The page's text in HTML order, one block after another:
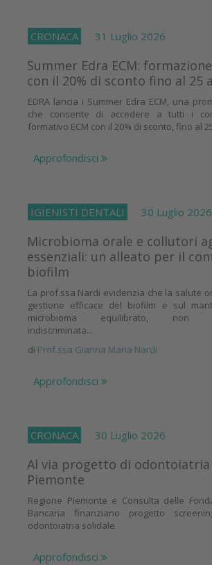
CRONACA 31 Luglio 2026
Summer Edra ECM:
con il 20% di sconto fino al 25
EDRA lancia i Summer Edra ECM, una
che consente di accedere a tutti i
formativo ECM con il 20% di sconto, fino al
Approfondisci
IGIENISTI DENTALI 30 Luglio 2026
Microbioma orale e collutori
essenziali: un alleato per il
biofilm
La prof.ssa Nardi evidenzia che la salute
gestione efficace del biofilm e sul
microbioma equilibrato, non
indiscriminata...
di Prof.ssa Gianna Maria Nardi
Approfondisci
CRONACA 30 Luglio 2026
Al via progetto di odontoiatria
Piemonte
Regione Piemonte e Consulta delle
Bancaria finanziano progetto
odontoiatria solidale
Approfondisci